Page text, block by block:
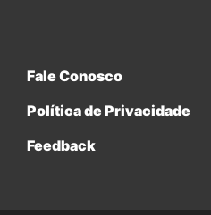
Fale Conosco
Política de Privacidade
Feedback